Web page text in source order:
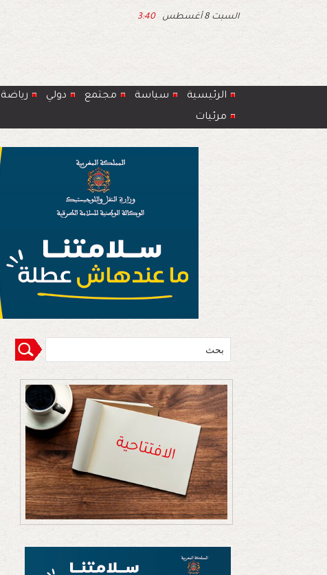
السبت 8 أغسطس 3:40
الرئيسية سياسة مجتمع دولي رياضة
مرئيات